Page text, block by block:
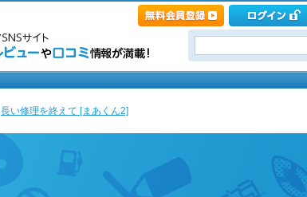
長い修理を終えて [まあくん2]